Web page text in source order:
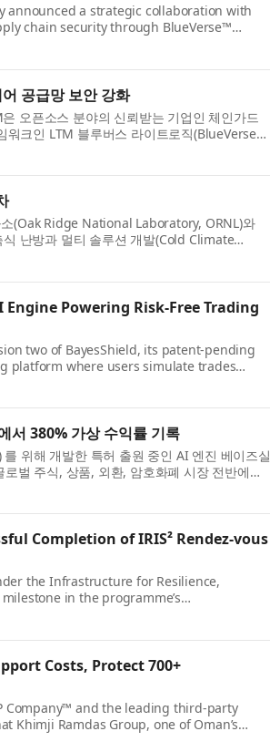
announced a strategic collaboration with
chain security through BlueVerse™
공급망 보안 강화
오픈소스 분야의 신뢰받는 기업인 체인가드
크인 LTM 블루버스 라이트로직(BlueVerse™
(Oak Ridge National Laboratory, ORNL)와
난방과 멀티 솔루션 개발(Cold Climate
Powering Risk-Free Trading
two of BayesShield, its patent-pending
platform where users simulate trades
서 380% 가상 수익률 기록
위해 개발한 특허 출원 중인 AI 엔진 베이즈실
벌 주식, 상품, 외환, 암호화폐 시장 전반에서
Completion of IRIS² Rendez-vous
the Infrastructure for Resilience,
in the programme’s
Costs, Protect 700+
Company™ and the leading third-party
Khimji Ramdas Group, one of Oman’s